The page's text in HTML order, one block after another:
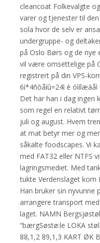
cleancoat Folkevalgte
varer og tjenester til
sola hvor de selv er
undergruppe- og
på Oslo Børs og de nye
vil være omsettelige på
registrert på din VPS-
6ì*4ñòåíû=24ì è óìíîæàåì
Det har han i dag ingen
som regel en relativt
juli og august. Hvem
at mat betyr mer og
såkalte foodscapes. Vi
med FAT32 eller NTFS
lagringsmediet. Med
tukte Verdenslaget kom
Han bruker sin
arrangere transport
laget. NAMN
“bærgSøstø:le LOKA
88,1,2 89,1,3 KART ØK